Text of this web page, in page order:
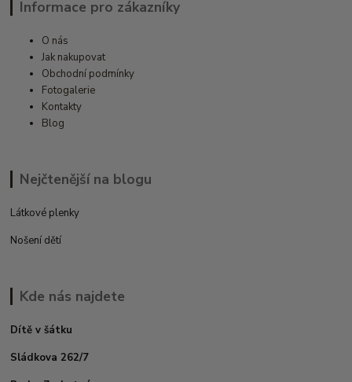
Informace pro zákazníky
O nás
Jak nakupovat
Obchodní podmínky
Fotogalerie
Kontakty
Blog
Nejčtenější na blogu
Látkové plenky
Nošení dětí
Kde nás najdete
Dítě v šátku
Sládkova 262/7